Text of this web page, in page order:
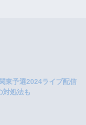
東予選2024ライブ配信
対処法も